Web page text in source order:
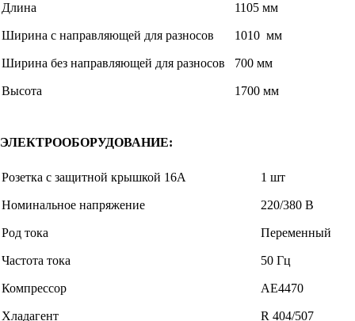
Длина 1105 мм
Ширина с направляющей для разносов 1010 мм
Ширина без направляющей для разносов 700 мм
Высота 1700 мм
ЭЛЕКТРООБОРУДОВАНИЕ:
Розетка с защитной крышкой 16А 1 шт
Номинальное напряжение 220/380 В
Род тока Переменный
Частота тока 50 Гц
Компрессор AE4470
Хладагент R 404/507